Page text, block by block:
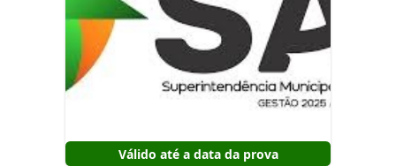
Válido até a data da prova